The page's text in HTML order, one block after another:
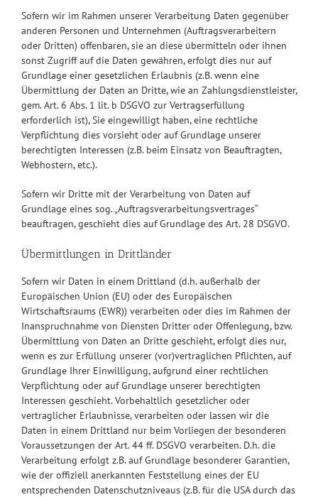
Sofern wir im Rahmen unserer Verarbeitung Daten gegenüber
anderen Personen und Unternehmen (Auftragsverarbeitern
oder Dritten) offenbaren, sie an diese übermitteln oder ihnen
sonst Zugriff auf die Daten gewähren, erfolgt dies nur auf
Grundlage einer gesetzlichen Erlaubnis (z.B. wenn eine
Übermittlung der Daten an Dritte, wie an Zahlungsdienstleister,
gem. Art. 6 Abs. 1 lit. b DSGVO zur Vertragserfüllung
erforderlich ist), Sie eingewilligt haben, eine rechtliche
Verpflichtung dies vorsieht oder auf Grundlage unserer
berechtigten Interessen (z.B. beim Einsatz von Beauftragten,
Webhostern, etc.).
Sofern wir Dritte mit der Verarbeitung von Daten auf
Grundlage eines sog. „Auftragsverarbeitungsvertrages“
beauftragen, geschieht dies auf Grundlage des Art. 28 DSGVO.
Übermittlungen in Drittländer
Sofern wir Daten in einem Drittland (d.h. außerhalb der
Europäischen Union (EU) oder des Europäischen
Wirtschaftsraums (EWR)) verarbeiten oder dies im Rahmen der
Inanspruchnahme von Diensten Dritter oder Offenlegung, bzw.
Übermittlung von Daten an Dritte geschieht, erfolgt dies nur,
wenn es zur Erfüllung unserer (vor)vertraglichen Pflichten, auf
Grundlage Ihrer Einwilligung, aufgrund einer rechtlichen
Verpflichtung oder auf Grundlage unserer berechtigten
Interessen geschieht. Vorbehaltlich gesetzlicher oder
vertraglicher Erlaubnisse, verarbeiten oder lassen wir die
Daten in einem Drittland nur beim Vorliegen der besonderen
Voraussetzungen der Art. 44 ff. DSGVO verarbeiten. D.h. die
Verarbeitung erfolgt z.B. auf Grundlage besonderer Garantien,
wie der offiziell anerkannten Feststellung eines der EU
entsprechenden Datenschutzniveaus (z.B. für die USA durch das